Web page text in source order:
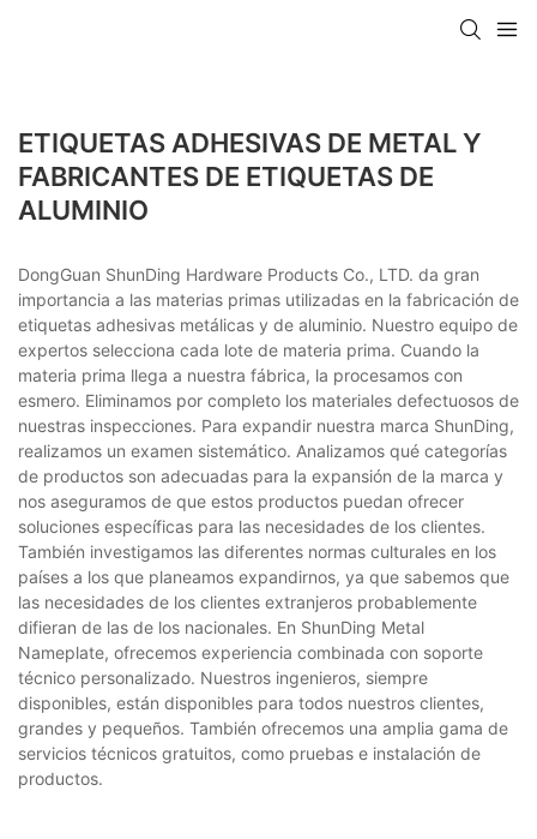
ETIQUETAS ADHESIVAS DE METAL Y
FABRICANTES DE ETIQUETAS DE
ALUMINIO
DongGuan ShunDing Hardware Products Co., LTD. da gran
importancia a las materias primas utilizadas en la fabricación de
etiquetas adhesivas metálicas y de aluminio. Nuestro equipo de
expertos selecciona cada lote de materia prima. Cuando la
materia prima llega a nuestra fábrica, la procesamos con
esmero. Eliminamos por completo los materiales defectuosos de
nuestras inspecciones. Para expandir nuestra marca ShunDing,
realizamos un examen sistemático. Analizamos qué categorías
de productos son adecuadas para la expansión de la marca y
nos aseguramos de que estos productos puedan ofrecer
soluciones específicas para las necesidades de los clientes.
También investigamos las diferentes normas culturales en los
países a los que planeamos expandirnos, ya que sabemos que
las necesidades de los clientes extranjeros probablemente
difieran de las de los nacionales. En ShunDing Metal
Nameplate, ofrecemos experiencia combinada con soporte
técnico personalizado. Nuestros ingenieros, siempre
disponibles, están disponibles para todos nuestros clientes,
grandes y pequeños. También ofrecemos una amplia gama de
servicios técnicos gratuitos, como pruebas e instalación de
productos.